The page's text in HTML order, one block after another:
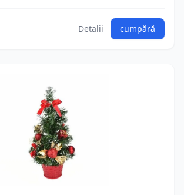
Detalii cumpără